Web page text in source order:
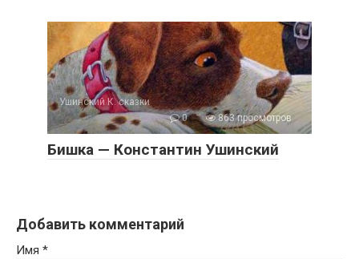
Ушинский К. сказки
0
863 просмотров
Бишка — Константин Ушинский
Добавить комментарий
Имя *